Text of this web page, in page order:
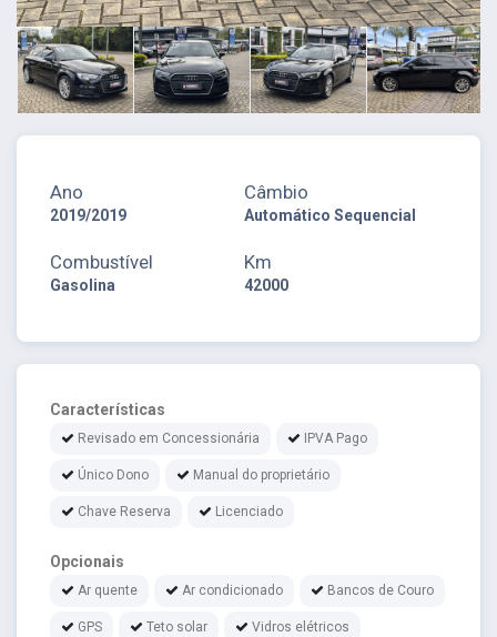
Ano
2019/2019
Câmbio
Automático Sequencial
Combustível
Gasolina
Km
42000
Características
Revisado em Concessionária IPVA Pago
Único Dono Manual do proprietário
Chave Reserva Licenciado
Opcionais
Ar quente Ar condicionado Bancos de Couro
GPS Teto solar Vidros elétricos